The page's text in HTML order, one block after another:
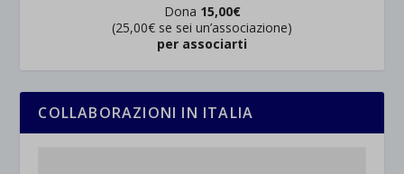
Dona 15,00€
(25,00€ se sei un’associazione)
per associarti
COLLABORAZIONI IN ITALIA